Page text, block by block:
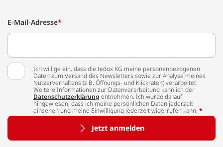
E-Mail-Adresse*
Ich willige ein, dass die tedox KG meine personenbezogenen
Daten zum Versand des Newsletters sowie zur Analyse meines
Nutzerverhaltens (z.B. Öffnungs- und Klickraten) verarbeitet.
Weitere Informationen zur Datenverarbeitung kann ich der
Datenschutzerklärung entnehmen. Ich wurde darauf
hingewiesen, dass ich meine persönlichen Daten jederzeit
einsehen und meine Einwilligung jederzeit widerrufen kann. *
Jetzt anmelden